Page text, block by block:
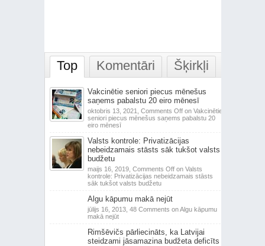
Top Komentāri Šķirkļi
Vakcinētie seniori piecus mēnešus
saņems pabalstu 20 eiro mēnesī
oktobris 13, 2021, Comments Offon Vakcinētie
seniori piecus mēnešus saņems pabalstu 20
eiro mēnesī
Valsts kontrole: Privatizācijas
nebeidzamais stāsts sāk tukšot valsts
budžetu
maijs 16, 2019, Comments Offon Valsts
kontrole: Privatizācijas nebeidzamais stāsts
sāk tukšot valsts budžetu
Algu kāpumu makā nejūt
jūlijs 16, 2013, 48 Comments on Algu kāpumu
makā nejūt
Rimšēvičs pārliecināts, ka Latvijai
steidzami jāsamazina budžeta deficīts